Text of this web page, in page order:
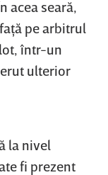
acea seară,
pe arbitrul
într-un
ulterior
la nivel
fi prezent